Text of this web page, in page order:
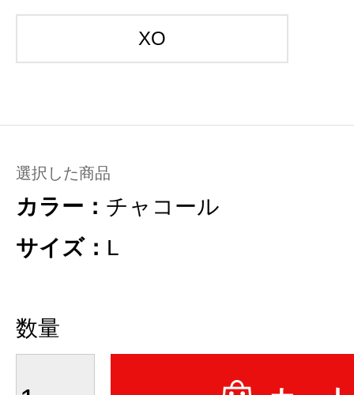
XO
選択した商品
カラー： チャコール
サイズ： L
数量